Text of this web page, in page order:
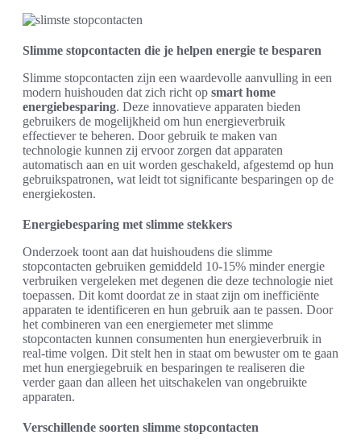
Slimme stopcontacten die je helpen energie te besparen
Slimme stopcontacten zijn een waardevolle aanvulling in een
modern huishouden dat zich richt op smart home
energiebesparing. Deze innovatieve apparaten bieden
gebruikers de mogelijkheid om hun energieverbruik
effectiever te beheren. Door gebruik te maken van
technologie kunnen zij ervoor zorgen dat apparaten
automatisch aan en uit worden geschakeld, afgestemd op hun
gebruikspatronen, wat leidt tot significante besparingen op de
energiekosten.
Energiebesparing met slimme stekkers
Onderzoek toont aan dat huishoudens die slimme
stopcontacten gebruiken gemiddeld 10-15% minder energie
verbruiken vergeleken met degenen die deze technologie niet
toepassen. Dit komt doordat ze in staat zijn om inefficiënte
apparaten te identificeren en hun gebruik aan te passen. Door
het combineren van een energiemeter met slimme
stopcontacten kunnen consumenten hun energieverbruik in
real-time volgen. Dit stelt hen in staat om bewuster om te gaan
met hun energiegebruik en besparingen te realiseren die
verder gaan dan alleen het uitschakelen van ongebruikte
apparaten.
Verschillende soorten slimme stopcontacten